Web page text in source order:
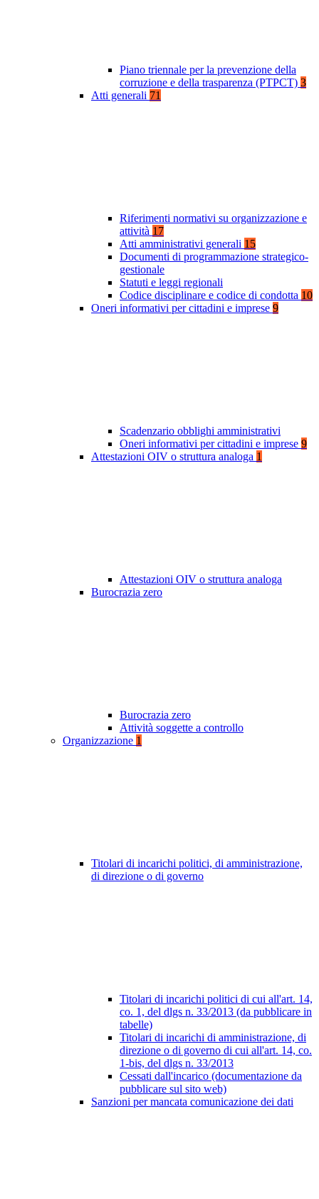
Piano triennale per la prevenzione della
corruzione e della trasparenza (PTPCT) 3
Atti generali 71
Riferimenti normativi su organizzazione e
attività 17
Atti amministrativi generali 15
Documenti di programmazione strategico-
gestionale
Statuti e leggi regionali
Codice disciplinare e codice di condotta 10
Oneri informativi per cittadini e imprese 9
Scadenzario obblighi amministrativi
Oneri informativi per cittadini e imprese 9
Attestazioni OIV o struttura analoga 1
Attestazioni OIV o struttura analoga
Burocrazia zero
Burocrazia zero
Attività soggette a controllo
Organizzazione 1
Titolari di incarichi politici, di amministrazione,
di direzione o di governo
Titolari di incarichi politici di cui all'art. 14,
co. 1, del dlgs n. 33/2013 (da pubblicare in
tabelle)
Titolari di incarichi di amministrazione, di
direzione o di governo di cui all'art. 14, co.
1-bis, del dlgs n. 33/2013
Cessati dall'incarico (documentazione da
pubblicare sul sito web)
Sanzioni per mancata comunicazione dei dati